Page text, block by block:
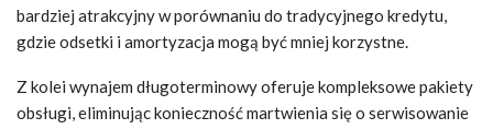
bardziej atrakcyjny w porównaniu do tradycyjnego kredytu,
gdzie odsetki i amortyzacja mogą być mniej korzystne.
Z kolei wynajem długoterminowy oferuje kompleksowe pakiety
obsługi, eliminując konieczność martwienia się o serwisowanie